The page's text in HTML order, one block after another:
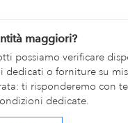
maggiori?
possiamo verificare
dedicati o forniture su
ti risponderemo con
dedicate.